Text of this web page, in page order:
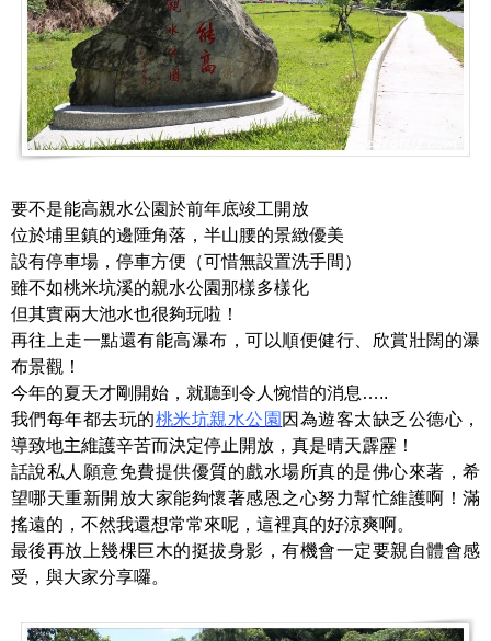
要不是能高親水公園於前年底竣工開放
位於埔里鎮的邊陲角落，半山腰的景緻優美
設有停車場，停車方便（可惜無設置洗手間）
雖不如桃米坑溪的親水公園那樣多樣化
但其實兩大池水也很夠玩啦！
再往上走一點還有能高瀑布，可以順便健行、欣賞壯闊的瀑
布景觀！
今年的夏天才剛開始，就聽到令人惋惜的消息…..
我們每年都去玩的桃米坑親水公園 因為遊客太缺乏公德心，
導致地主維護辛苦而決定停止開放，真是晴天霹靂！
話說私人願意免費提供優質的戲水場所真的是佛心來著，希
望哪天重新開放大家能夠懷著感恩之心努力幫忙維護啊！滿
搖遠的，不然我還想常常來呢，這裡真的好涼爽啊。
最後再放上幾棵巨木的挺拔身影，有機會一定要親自體會感
受，與大家分享囉。